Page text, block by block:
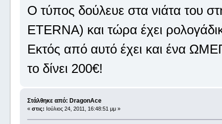
Ο τύπος δούλευε στα νιάτα του
ETERNA) και τώρα έχει
Εκτός από αυτό έχει και ένα
το δίνει 200€!
Στάλθηκε από: DragonAce
« στις: Ιούλιος 24, 2011, 16:48:51 μμ »